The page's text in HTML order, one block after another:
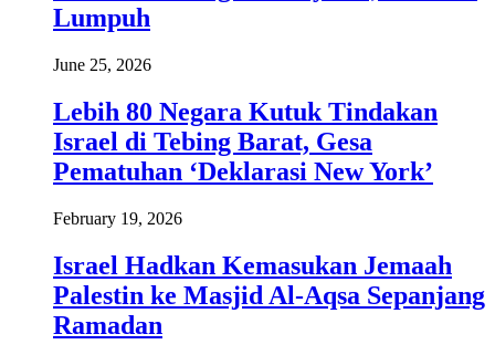
Lumpuh
June 25, 2026
Lebih 80 Negara Kutuk Tindakan
Israel di Tebing Barat, Gesa
Pematuhan ‘Deklarasi New York’
February 19, 2026
Israel Hadkan Kemasukan Jemaah
Palestin ke Masjid Al-Aqsa Sepanjang
Ramadan